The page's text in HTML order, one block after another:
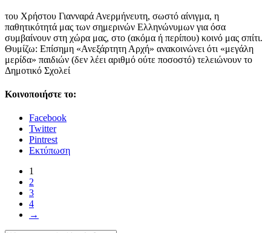
του Χρήστου Γιανναρά Ανερμήνευτη, σωστό αίνιγμα, η
παθητικότητά μας των σημερινών Ελληνώνυμων για όσα
συμβαίνουν στη χώρα μας, στο (ακόμα ή περίπου) κοινό μας σπίτι.
Θυμίζω: Επίσημη «Ανεξάρτητη Αρχή» ανακοινώνει ότι «μεγάλη
μερίδα» παιδιών (δεν λέει αριθμό ούτε ποσοστό) τελειώνουν το
Δημοτικό Σχολεί
Κοινοποιήστε το:
Facebook
Twitter
Pintrest
Εκτύπωση
1
2
3
4
→